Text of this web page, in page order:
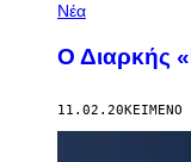
Νέα
Ο Διαρκής
11.02.20ΚΕΊΜΕΝΟ